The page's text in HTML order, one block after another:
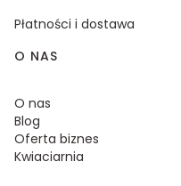
Płatności i dostawa
O NAS
O nas
Blog
Oferta biznes
Kwiaciarnia